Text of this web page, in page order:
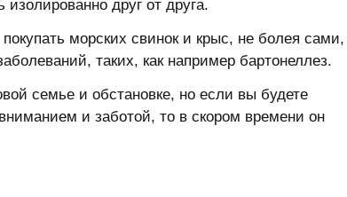
друг от друга.
морских свинок и крыс, не болея сами,
таких, как например бартонеллез.
семье и обстановке, но если вы будете
и заботой, то в скором времени он